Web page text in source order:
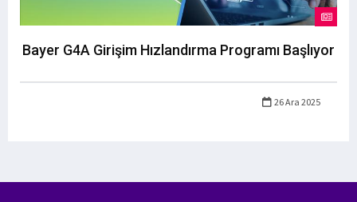
Bayer G4A Girişim Hızlandırma Programı Başlıyor
26 Ara 2025